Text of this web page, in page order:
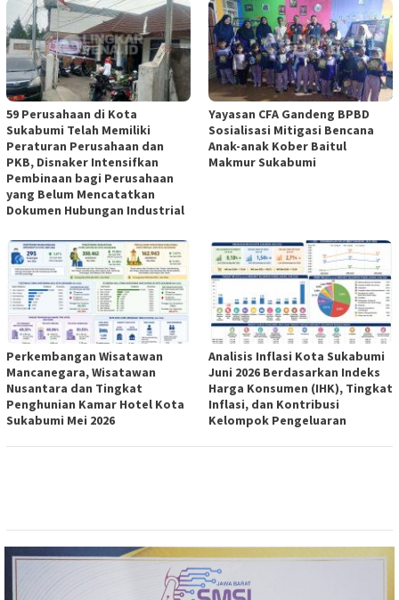
59 Perusahaan di Kota
Sukabumi Telah Memiliki
Peraturan Perusahaan dan
PKB, Disnaker Intensifkan
Pembinaan bagi Perusahaan
yang Belum Mencatatkan
Dokumen Hubungan Industrial
Yayasan CFA Gandeng BPBD
Sosialisasi Mitigasi Bencana
Anak-anak Kober Baitul
Makmur Sukabumi
Perkembangan Wisatawan
Mancanegara, Wisatawan
Nusantara dan Tingkat
Penghunian Kamar Hotel Kota
Sukabumi Mei 2026
Analisis Inflasi Kota Sukabumi
Juni 2026 Berdasarkan Indeks
Harga Konsumen (IHK), Tingkat
Inflasi, dan Kontribusi
Kelompok Pengeluaran